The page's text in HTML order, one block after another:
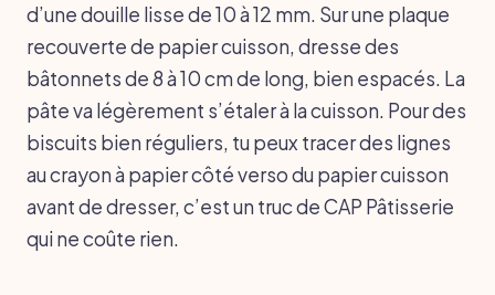
d’une douille lisse de 10 à 12 mm. Sur une plaque
recouverte de papier cuisson, dresse des
bâtonnets de 8 à 10 cm de long, bien espacés. La
pâte va légèrement s’étaler à la cuisson. Pour des
biscuits bien réguliers, tu peux tracer des lignes
au crayon à papier côté verso du papier cuisson
avant de dresser, c’est un truc de CAP Pâtisserie
qui ne coûte rien.